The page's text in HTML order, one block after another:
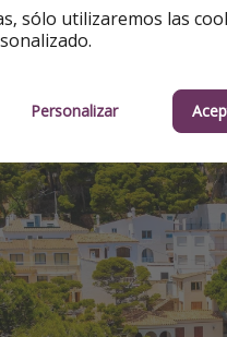
sólo utilizaremos las
Personalizar